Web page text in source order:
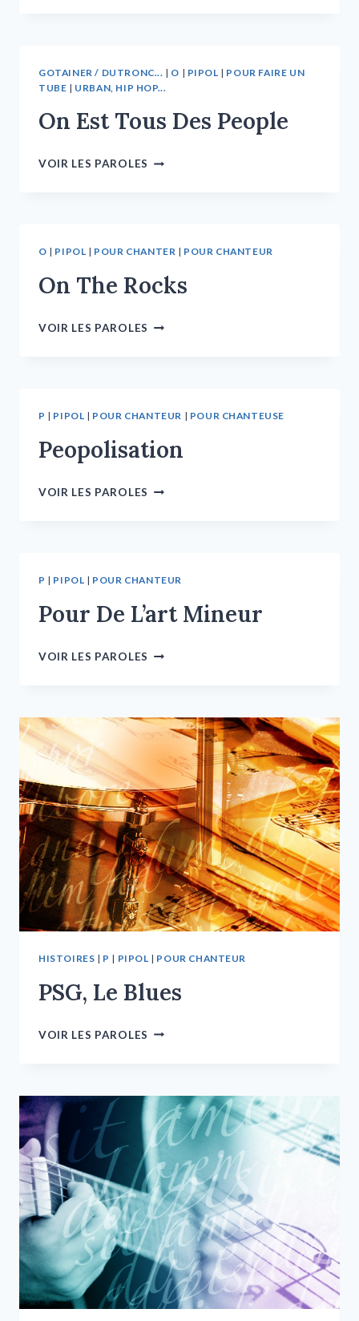
GOTAINER / DUTRONC... | O | PIPOL | POUR FAIRE UN
TUBE | URBAN, HIP HOP...
On Est Tous Des People
VOIR LES PAROLES
O | PIPOL | POUR CHANTER | POUR CHANTEUR
On The Rocks
VOIR LES PAROLES
P | PIPOL | POUR CHANTEUR | POUR CHANTEUSE
Peopolisation
VOIR LES PAROLES
P | PIPOL | POUR CHANTEUR
Pour De L’art Mineur
VOIR LES PAROLES
HISTOIRES | P | PIPOL | POUR CHANTEUR
PSG, Le Blues
VOIR LES PAROLES